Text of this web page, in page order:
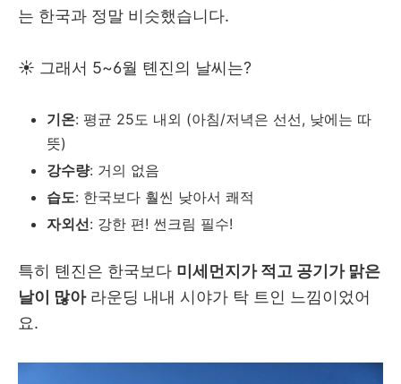
는 한국과 정말 비슷했습니다.
☀️ 그래서 5~6월 톈진의 날씨는?
기온: 평균 25도 내외 (아침/저녁은 선선, 낮에는 따
뜻)
강수량: 거의 없음
습도: 한국보다 훨씬 낮아서 쾌적
자외선: 강한 편! 썬크림 필수!
특히 톈진은 한국보다 미세먼지가 적고 공기가 맑은
날이 많아라운딩 내내 시야가 탁 트인 느낌이었어
요.